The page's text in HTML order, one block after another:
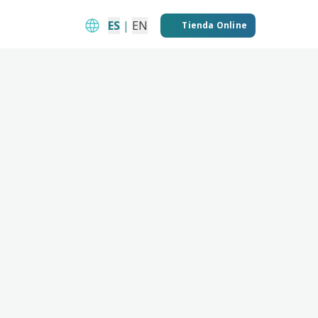
ES | EN Tienda Online